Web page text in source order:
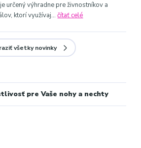
určený výhradne pre živnostníkov a
ktorí využívaj...čítať celé
všetky novinky
pre Vaše nohy a nechty